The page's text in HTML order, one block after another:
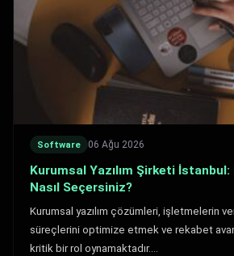
Software 06 Ağu 2026
Kurumsal Yazılım Şirketi İstanbul:
Nasıl Seçersiniz?
Kurumsal yazılım çözümleri, işletmelerin
süreçlerini optimize etmek ve rekabet
kritik bir rol oynamaktadır.…